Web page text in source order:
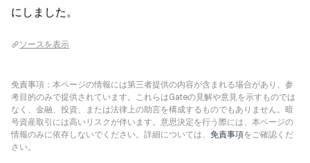
にしました。
ソースを表示
免責事項：本ページの情報には第三者提供の内容が含まれる場合があり、参
考目的のみで提供されています。これらはGateの見解や意見を示すものでは
なく、金融、投資、または法律上の助言を構成するものでもありません。暗
号資産取引には高いリスクが伴います。意思決定を行う際には、本ページの
情報のみに依存しないでください。詳細については、 免責事項をご確認くだ
さい。